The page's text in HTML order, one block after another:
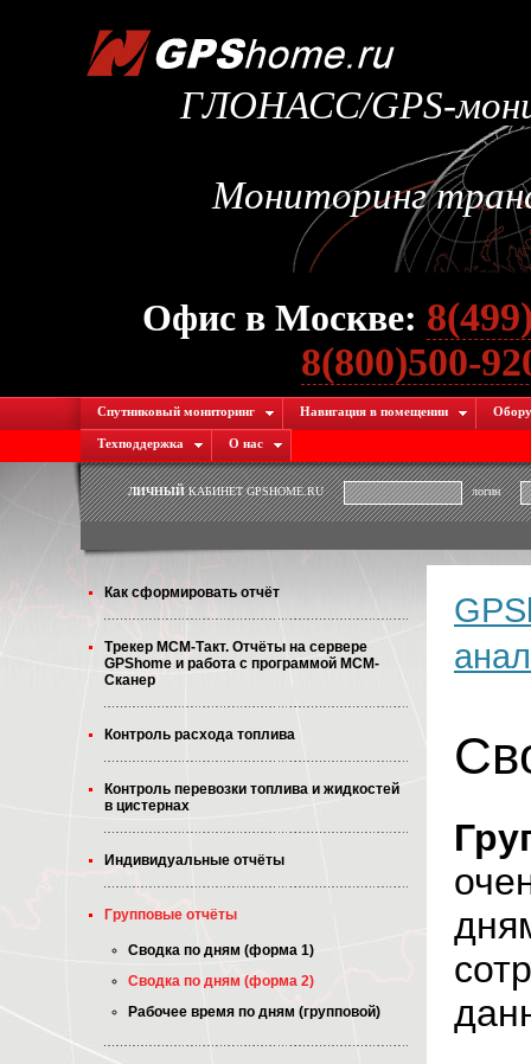
ГЛОНАСС/GPS-
Мониторинг
Офис в Москве:
8(800)500-
Спутниковый мониторинг Навигация в помещении
Техподдержка О нас
ЛИЧНЫЙКАБИНЕТ GPSHOME.RU логин
Как сформировать отчёт
Трекер МСМ-Такт. Отчёты на сервере
GPShome и работа с программой МСМ-
Сканер
Контроль расхода топлива
Контроль перевозки топлива и жидкостей
в цистернах
Индивидуальные отчёты
Групповые отчёты
Сводка по дням (форма 1)
Сводка по дням (форма 2)
Рабочее время по дням (групповой)